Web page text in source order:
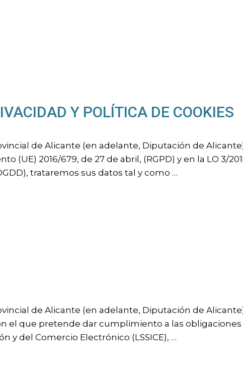
Y POLÍTICA DE COOKIES
de Alicante (en adelante, Diputación de
(UE) 2016/679, de 27 de abril, (RGPD) y en la LO 3/
trataremos sus datos tal y como …
de Alicante (en adelante, Diputación de
que pretende dar cumplimiento a las obligaciones
y del Comercio Electrónico (LSSICE), …